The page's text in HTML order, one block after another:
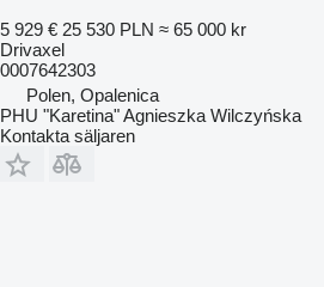
5 929 € 25 530 PLN ≈ 65 000 kr
Drivaxel
0007642303
Polen, Opalenica
PHU "Karetina" Agnieszka Wilczyńska
Kontakta säljaren